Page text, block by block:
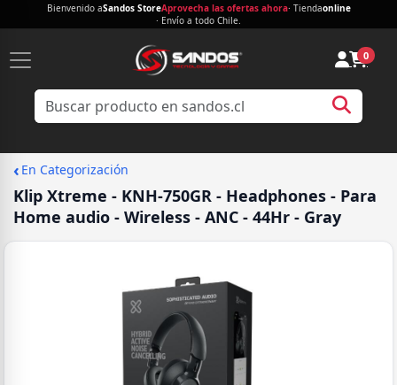
Bienvenido aSandos StoreAprovecha las ofertas ahora· Tiendaonline
· Envío a todo Chile.
0
‹ En Categorización
Klip Xtreme - KNH-750GR - Headphones - Para
Home audio - Wireless - ANC - 44Hr - Gray